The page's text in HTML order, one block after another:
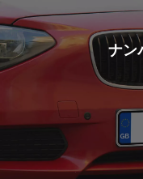
ナン